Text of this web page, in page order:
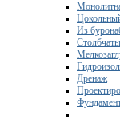
Из
Дренаж